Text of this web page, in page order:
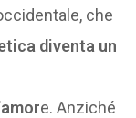
che
diventa un
e. Anziché